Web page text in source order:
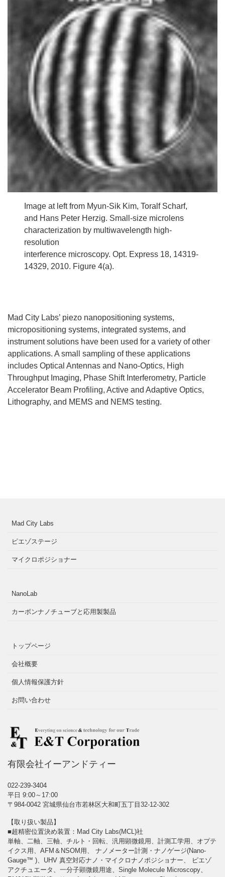
Image at left from Myun-Sik Kim, Toralf Scharf,
and Hans Peter Herzig. Small-size microlens
characterization by multiwavelength high-
resolution
interference microscopy. Opt. Express 18, 14319-
14329, 2010. Figure 4(a).
Mad City Labs’ piezo nanopositioning systems,
micropositioning systems, integrated systems, and
instrument solutions have been used for a variety of other
applications. A small sampling of these applications
includes Optical Antennas and Nano-Optics, High
Throughput Imaging, Phase Shift Interferometry, Particle
Accelerator Beam Profiling, Active and Adaptive Optics,
Lithography, and MEMS and NEMS testing.
Mad City Labs
ピエゾステージ
マイクロポジショナー
NanoLab
カーボンナノチューブと応用製製品
トップページ
会社概要
個人情報保護方針
お問い合わせ
有限会社イーアンドティー
022-239-3404
平日 9:00～17:00
〒984-0042 宮城県仙台市若林区大和町五丁目32-12-302
【取り扱い製品】
■超精密位置決め装置：Mad City Labs(MCL)社
単軸、二軸、三軸、チルト・回転、汎用顕微鏡用、計測工学用、オプテ
イクス用、AFM＆NSOM用、 ナノメーター計測・ナノゲージ(Nano-
Gauge™ )、UHV 真空対応ナノ・マイクロナノポジショナー、 ピエゾ
アクチュエータ、一分子顕微鏡用途、Single Molecule Microscopy、